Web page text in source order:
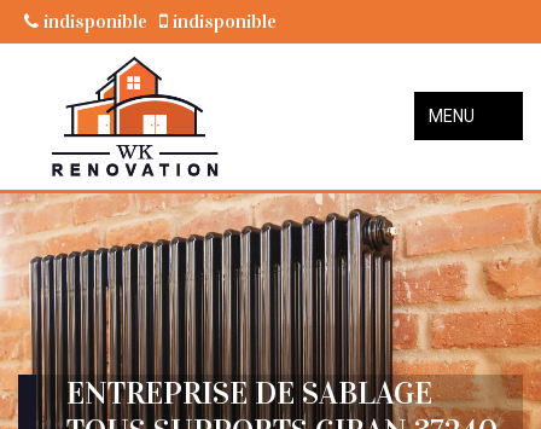
indisponible indisponible
MENU
ENTREPRISE DE SABLAGE